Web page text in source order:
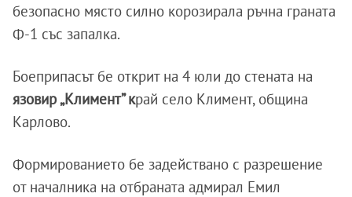
безопасно място силно корозирала ръчна граната
Ф-1 със запалка.
Боеприпасът бе открит на 4 юли до стената на
язовир „Климент” край село Климент, община
Карлово.
Формированието бе задействано с разрешение
от началника на отбраната адмирал Емил